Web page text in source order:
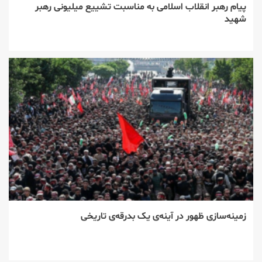
پیام رهبر انقلاب اسلامی به مناسبت تشییع میلیونی رهبر
شهید
زمینه‌سازی ظهور در آینه‌ی یک بدرقه‌ی تاریخی